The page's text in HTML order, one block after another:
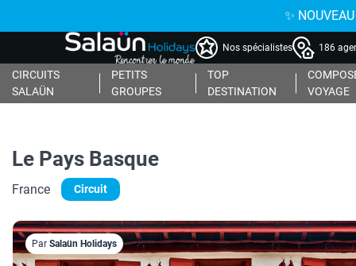
✨
Nos spécialistes 186
CIRCUITS
SALAÜN
PETITS
GROUPES
TOP
DESTINATION
VOYAGE
Le Pays Basque
France Circuit
Par Salaün Holidays